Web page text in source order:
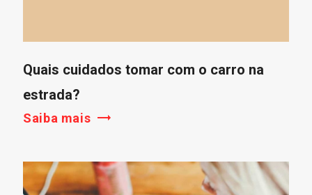
Quais cuidados tomar com o carro na
estrada?
Saiba mais